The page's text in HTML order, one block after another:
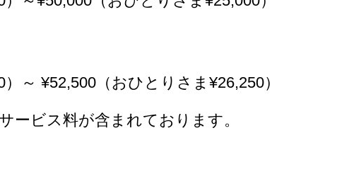
～ ¥52,500（おひとりさま¥26,250）
ービス料が含まれております。